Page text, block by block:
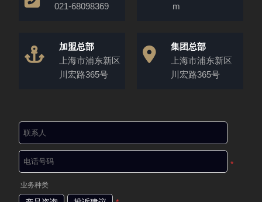
021-68098369
m
加盟总部
上海市浦东新区
川宏路365号
集团总部
上海市浦东新区
川宏路365号
*
业务种类